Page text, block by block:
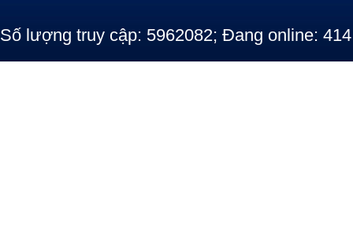
Số lượng truy cập: 5962082; Đang online: 414